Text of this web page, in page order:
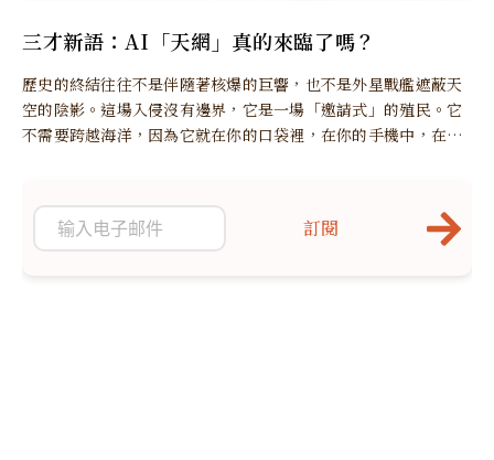
三才新語：AI「天網」真的來臨了嗎？
歷史的終結往往不是伴隨著核爆的巨響，也不是外星戰艦遮蔽天
空的陰影。這場入侵沒有邊界，它是一場「邀請式」的殖民。它
不需要跨越海洋，因為它就在你的口袋裡，在你的手機中，在你
訂閱